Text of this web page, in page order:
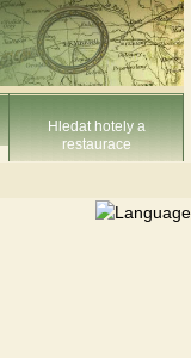
Hledat hotely a
restaurace